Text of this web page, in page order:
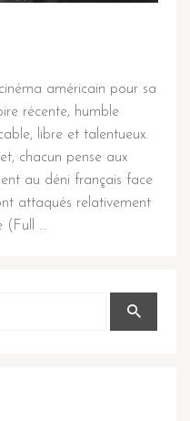
américain pour sa
récente, humble
libre et talentueux.
chacun pense aux
au déni français face
attaqués relativement
(Full …